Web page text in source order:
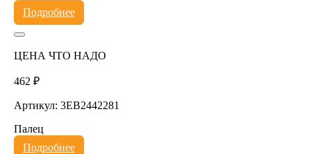
Подробнее
ЦЕНА ЧТО НАДО
462 ₽
Артикул: 3EB2442281
Палец
Подробнее